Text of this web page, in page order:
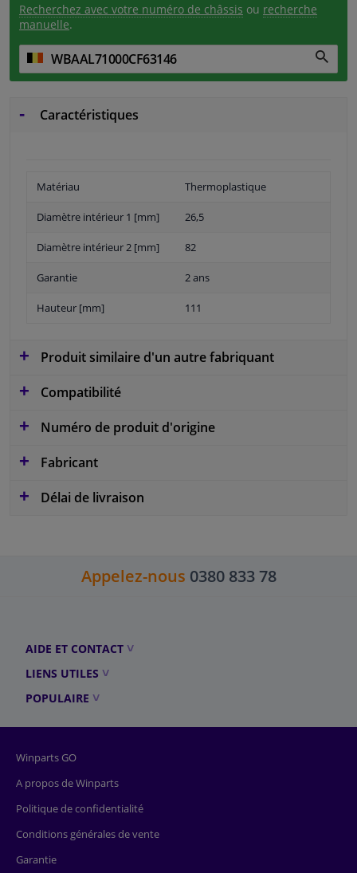
Recherchez avec votre numéro de châssis ou recherche
manuelle.
Caractéristiques
Matériau Thermoplastique
Diamètre intérieur 1 [mm] 26,5
Diamètre intérieur 2 [mm] 82
Garantie 2 ans
Hauteur [mm] 111
Produit similaire d'un autre fabriquant
Compatibilité
Numéro de produit d'origine
Fabricant
Délai de livraison
Appelez-nous 0380 833 78
AIDE ET CONTACT
LIENS UTILES
POPULAIRE
Winparts GO
A propos de Winparts
Politique de confidentialité
Conditions générales de vente
Garantie